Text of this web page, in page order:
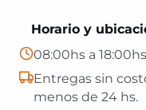
Horario y
08:00hs a 18:00hs
Entregas sin
menos de 24 hs.